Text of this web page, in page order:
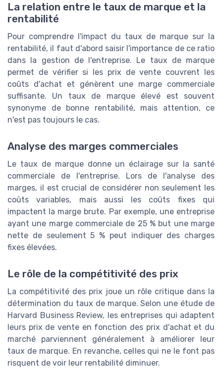
La relation entre le taux de marque et la
rentabilité
Pour comprendre l'impact du taux de marque sur la
rentabilité, il faut d'abord saisir l'importance de ce ratio
dans la gestion de l'entreprise. Le taux de marque
permet de vérifier si les prix de vente couvrent les
coûts d'achat et génèrent une marge commerciale
suffisante. Un taux de marque élevé est souvent
synonyme de bonne rentabilité, mais attention, ce
n'est pas toujours le cas.
Analyse des marges commerciales
Le taux de marque donne un éclairage sur la santé
commerciale de l'entreprise. Lors de l'analyse des
marges, il est crucial de considérer non seulement les
coûts variables, mais aussi les coûts fixes qui
impactent la marge brute. Par exemple, une entreprise
ayant une marge commerciale de 25 % but une marge
nette de seulement 5 % peut indiquer des charges
fixes élevées.
Le rôle de la compétitivité des prix
La compétitivité des prix joue un rôle critique dans la
détermination du taux de marque. Selon une étude de
Harvard Business Review, les entreprises qui adaptent
leurs prix de vente en fonction des prix d'achat et du
marché parviennent généralement à améliorer leur
taux de marque. En revanche, celles qui ne le font pas
risquent de voir leur rentabilité diminuer.